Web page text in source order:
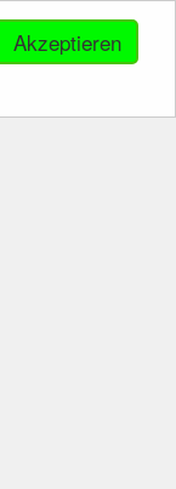
Akzeptieren